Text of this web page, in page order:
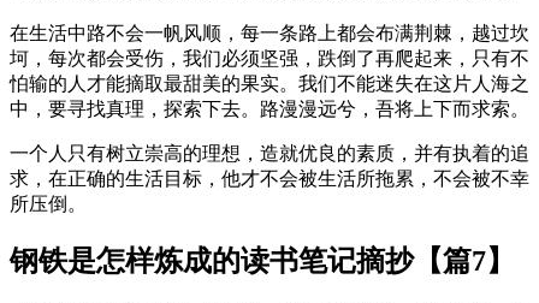
在生活中路不会一帆风顺，每一条路上都会布满荆棘，越过坎
坷，每次都会受伤，我们必须坚强，跌倒了再爬起来，只有不
怕输的人才能摘取最甜美的果实。我们不能迷失在这片人海之
中，要寻找真理，探索下去。路漫漫远兮，吾将上下而求索。
一个人只有树立崇高的理想，造就优良的素质，并有执着的追
求，在正确的生活目标，他才不会被生活所拖累，不会被不幸
所压倒。
钢铁是怎样炼成的读书笔记摘抄【篇7】